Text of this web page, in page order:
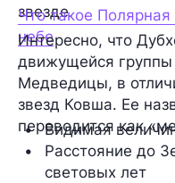
звезде.
Что такое Полярная
небе
Интересно, что
движущейся группы
Медведицы, в
звезд Ковша. Ее
переводится как
Видимая
Расстояние до
световых лет